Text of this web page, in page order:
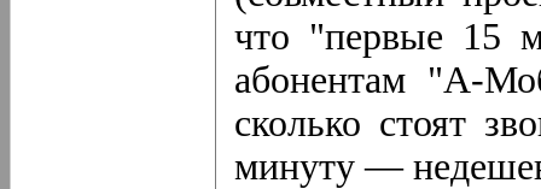
что "первые 15
абонентам "А-
сколько стоят
минуту —